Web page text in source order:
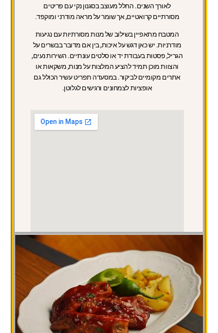
לאורך השנים. החלל מעוצב בסגנון נקי עם פריטים
מסורתיים קרואטיים, אך שומר על מראה מודרני ומוקפד.
המטבח מתאפיין בשילוב של מנות מסורתיות עם נגיעות
מודרניות. יש כאן דגש על איכות, בין אם מדובר בבשרים על
הגריל, פסטות בעבודת יד או סלטים עונתיים. השירות נעים,
והצוות מוכן תמיד להציע המלצות על מנות, משקאות או
אתרים מקומיים לביקור. במסעדה תפריט עשיר הכולל גם
אופציות לצמחונים ורגישים לגלוטן.